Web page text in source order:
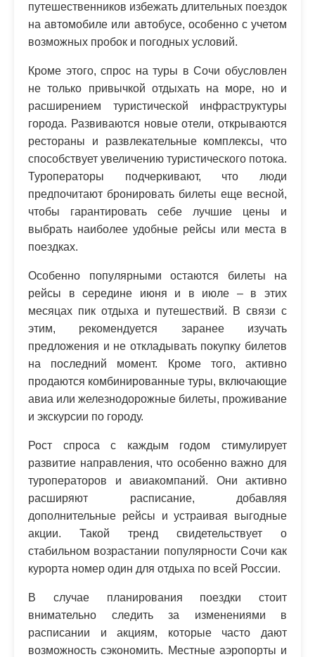
путешественников избежать длительных поездок
на автомобиле или автобусе, особенно с учетом
возможных пробок и погодных условий.
Кроме этого, спрос на туры в Сочи обусловлен
не только привычкой отдыхать на море, но и
расширением туристической инфраструктуры
города. Развиваются новые отели, открываются
рестораны и развлекательные комплексы, что
способствует увеличению туристического потока.
Туроператоры подчеркивают, что люди
предпочитают бронировать билеты еще весной,
чтобы гарантировать себе лучшие цены и
выбрать наиболее удобные рейсы или места в
поездках.
Особенно популярными остаются билеты на
рейсы в середине июня и в июле – в этих
месяцах пик отдыха и путешествий. В связи с
этим, рекомендуется заранее изучать
предложения и не откладывать покупку билетов
на последний момент. Кроме того, активно
продаются комбинированные туры, включающие
авиа или железнодорожные билеты, проживание
и экскурсии по городу.
Рост спроса с каждым годом стимулирует
развитие направления, что особенно важно для
туроператоров и авиакомпаний. Они активно
расширяют расписание, добавляя
дополнительные рейсы и устраивая выгодные
акции. Такой тренд свидетельствует о
стабильном возрастании популярности Сочи как
курорта номер один для отдыха по всей России.
В случае планирования поездки стоит
внимательно следить за изменениями в
расписании и акциям, которые часто дают
возможность сэкономить. Местные аэропорты и